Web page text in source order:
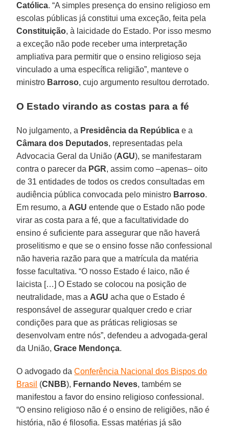
Católica. “A simples presença do ensino religioso em
escolas públicas já constitui uma exceção, feita pela
Constituição, à laicidade do Estado. Por isso mesmo
a exceção não pode receber uma interpretação
ampliativa para permitir que o ensino religioso seja
vinculado a uma específica religião”, manteve o
ministro Barroso, cujo argumento resultou derrotado.
O Estado virando as costas para a fé
No julgamento, a Presidência da República e a
Câmara dos Deputados, representadas pela
Advocacia Geral da União (AGU), se manifestaram
contra o parecer da PGR, assim como –apenas– oito
de 31 entidades de todos os credos consultadas em
audiência pública convocada pelo ministro Barroso.
Em resumo, a AGU entende que o Estado não pode
virar as costa para a fé, que a facultatividade do
ensino é suficiente para assegurar que não haverá
proselitismo e que se o ensino fosse não confessional
não haveria razão para que a matrícula da matéria
fosse facultativa. “O nosso Estado é laico, não é
laicista […] O Estado se colocou na posição de
neutralidade, mas a AGU acha que o Estado é
responsável de assegurar qualquer credo e criar
condições para que as práticas religiosas se
desenvolvam entre nós”, defendeu a advogada-geral
da União,Grace Mendonça.
O advogado daConferência Nacional dos Bispos do
Brasil (CNBB), Fernando Neves, também se
manifestou a favor do ensino religioso confessional.
“O ensino religioso não é o ensino de religiões, não é
história, não é filosofia. Essas matérias já são